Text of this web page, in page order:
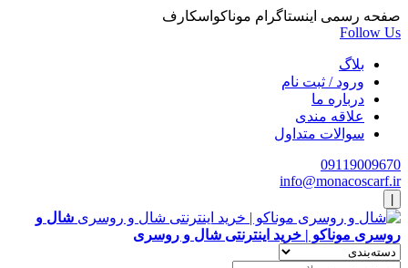
صفحه رسمی اینستاگرام موناکواسکارف
Follow Us
بلاگ
ورود / ثبت نام
درباره ما
علاقه مندی
سوالات متداول
09119009670
info@monacoscarf.ir
شال و
روسری موناکو | خرید اینترنتی شال و روسری